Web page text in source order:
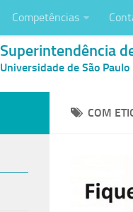
Competências
Superintendência
Universidade de São Paulo
COM